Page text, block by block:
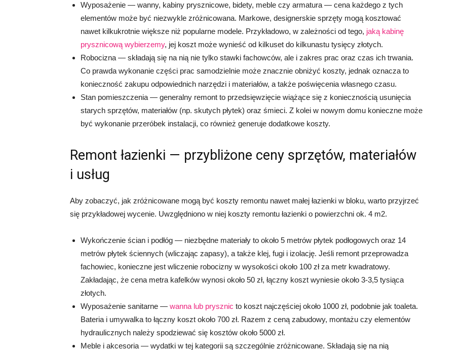
Wyposażenie — wanny, kabiny prysznicowe, bidety, meble czy armatura — cena każdego z tych
elementów może być niezwykle zróżnicowana. Markowe, designerskie sprzęty mogą kosztować
nawet kilkukrotnie większe niż popularne modele. Przykładowo, w zależności od tego, jaką kabinę
prysznicową wybierzemy, jej koszt może wynieść od kilkuset do kilkunastu tysięcy złotych.
Robocizna — składają się na nią nie tylko stawki fachowców, ale i zakres prac oraz czas ich trwania.
Co prawda wykonanie części prac samodzielnie może znacznie obniżyć koszty, jednak oznacza to
konieczność zakupu odpowiednich narzędzi i materiałów, a także poświęcenia własnego czasu.
Stan pomieszczenia — generalny remont to przedsięwzięcie wiążące się z koniecznością usunięcia
starych sprzętów, materiałów (np. skutych płytek) oraz śmieci. Z kolei w nowym domu konieczne może
być wykonanie przeróbek instalacji, co również generuje dodatkowe koszty.
Remont łazienki — przybliżone ceny sprzętów, materiałów
i usług
Aby zobaczyć, jak zróżnicowane mogą być koszty remontu nawet małej łazienki w bloku, warto przyjrzeć
się przykładowej wycenie. Uwzględniono w niej koszty remontu łazienki o powierzchni ok. 4 m2.
Wykończenie ścian i podłóg — niezbędne materiały to około 5 metrów płytek podłogowych oraz 14
metrów płytek ściennych (wliczając zapasy), a także klej, fugi i izolację. Jeśli remont przeprowadza
fachowiec, konieczne jest wliczenie robocizny w wysokości około 100 zł za metr kwadratowy.
Zakładając, że cena metra kafelków wynosi około 50 zł, łączny koszt wyniesie około 3-3,5 tysiąca
złotych.
Wyposażenie sanitarne — wanna lub prysznic to koszt najczęściej około 1000 zł, podobnie jak toaleta.
Bateria i umywalka to łączny koszt około 700 zł. Razem z ceną zabudowy, montażu czy elementów
hydraulicznych należy spodziewać się kosztów około 5000 zł.
Meble i akcesoria — wydatki w tej kategorii są szczególnie zróżnicowane. Składają się na nią